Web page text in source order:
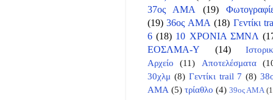
37ος ΑΜΑ
(19)
(19) 36ος ΑΜΑ (18) Γεντίκι
6 (18) 10 ΧΡΟΝΙΑ ΣΜΝΛ
ΕΟΣΛΜΑ-Υ
(14)
Αρχείο
(11) Αποτελέσματα
30χλμ (8) Γεντίκι trail 7 (8)
ΑΜΑ (5) τρίαθλο (4) 39ος ΑΜΑ